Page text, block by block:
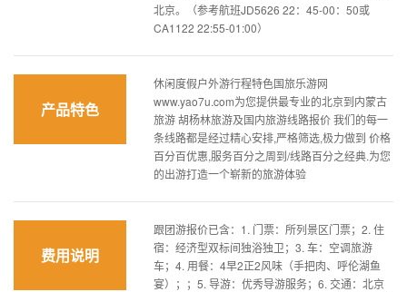
北京。（参考航班JD5626 22：45-00：50或
CA1122 22:55-01:00）
产品特色
休闲度假户外游行程特色国旅乐游网
www.yao7u.com为您提供最专业的北京到内蒙古
旅游 胡杨林旅游及国内旅游线路报价 我们的每一
条线路都是经过精心安排,严格筛选,极力做到 价格
百分百优惠,服务百分之周到/线路百分之经典.为您
的出游打造一个崭新的旅游体验
费用说明
跟团游报价已含：1. 门票：所列景区门票；2. 住
宿：经济型双标间独浴独卫；3. 车：空调旅游
车；4. 用餐：4早2正2风味（手把肉、呼伦湖鱼
宴）；；5. 导游：优秀导游服务；6. 交通：北京